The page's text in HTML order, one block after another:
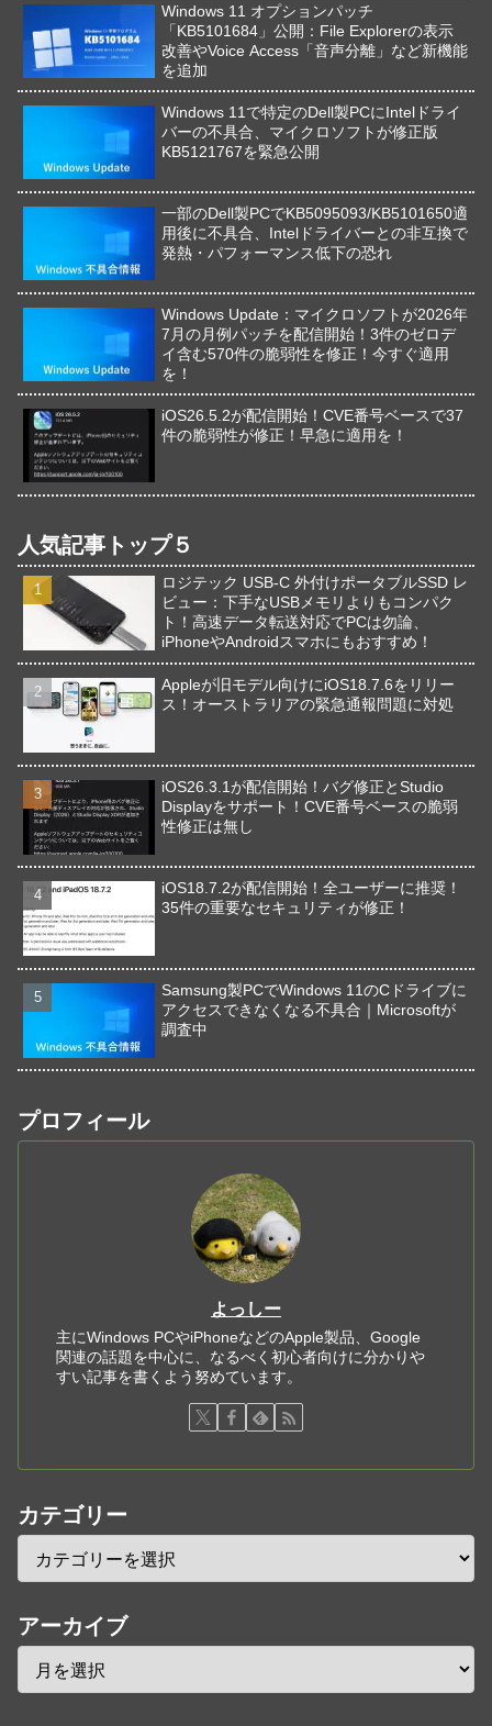
Windows 11 オプションパッチ
「KB5101684」公開：File Explorerの表示
改善やVoice Access「音声分離」など新機能
を追加
Windows 11で特定のDell製PCにIntelドライ
バーの不具合、マイクロソフトが修正版
KB5121767を緊急公開
一部のDell製PCでKB5095093/KB5101650適
用後に不具合、Intelドライバーとの非互換で
発熱・パフォーマンス低下の恐れ
Windows Update：マイクロソフトが2026年
7月の月例パッチを配信開始！3件のゼロデ
イ含む570件の脆弱性を修正！今すぐ適用
を！
iOS26.5.2が配信開始！CVE番号ベースで37
件の脆弱性が修正！早急に適用を！
人気記事トップ５
ロジテック USB-C 外付けポータブルSSD レ
ビュー：下手なUSBメモリよりもコンパク
ト！高速データ転送対応でPCは勿論、
iPhoneやAndroidスマホにもおすすめ！
Appleが旧モデル向けにiOS18.7.6をリリー
ス！オーストラリアの緊急通報問題に対処
iOS26.3.1が配信開始！バグ修正とStudio
Displayをサポート！CVE番号ベースの脆弱
性修正は無し
iOS18.7.2が配信開始！全ユーザーに推奨！
35件の重要なセキュリティが修正！
Samsung製PCでWindows 11のCドライブに
アクセスできなくなる不具合｜Microsoftが
調査中
プロフィール
よっしー
主にWindows PCやiPhoneなどのApple製品、Google
関連の話題を中心に、なるべく初心者向けに分かりや
すい記事を書くよう努めています。
カテゴリー
アーカイブ